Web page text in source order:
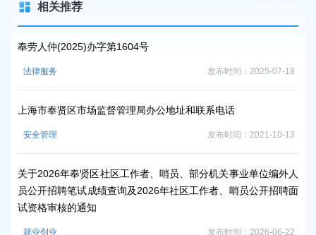
相关推荐
奉劳人仲(2025)办字第1604号
法律服务 发布时间：2025-07-18
上海市奉贤区市场监督管理局办公地址和联系电话
安全管理 发布时间：2021-10-13
关于2026年奉贤区社区工作者、哨员、部分机关事业单位编外人
员公开招聘笔试成绩查询及2026年社区工作者、哨员公开招聘面
试资格审核的通知
就业创业 发布时间：2026-06-22